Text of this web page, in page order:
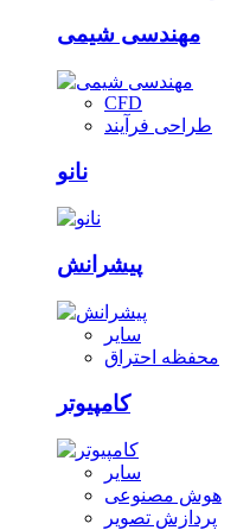
مهندسی شیمی
CFD
طراحی فرآیند
نانو
پیشرانش
سایر
محفظه احتراق
کامپیوتر
سایر
هوش مصنوعی
پردازش تصویر